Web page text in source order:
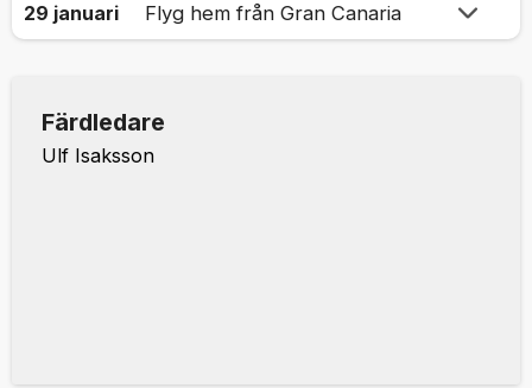
29 januari Flyg hem från Gran Canaria
Färdledare
Ulf Isaksson